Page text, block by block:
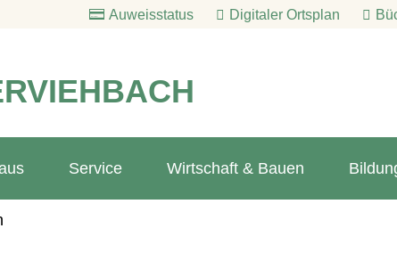
Auweisstatus Digitaler Ortsplan
Service Wirtschaft & Bauen